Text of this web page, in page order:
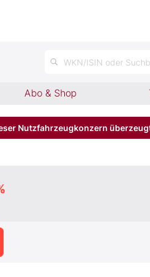
WKN/ISIN oder
Abo & Shop
Nutzfahrzeugkonzern